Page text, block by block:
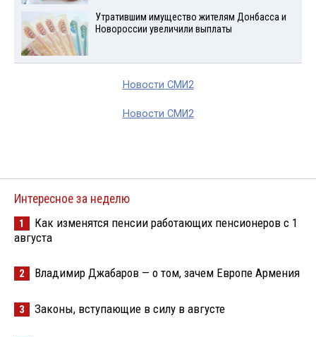
Утратившим имущество жителям Донбасса и
Новороссии увеличили выплаты
Новости СМИ2
Новости СМИ2
Интересное за неделю
1
Как изменятся пенсии работающих пенсионеров с 1
августа
2 Владимир Джабаров — о том, зачем Европе Армения
3 Законы, вступающие в силу в августе